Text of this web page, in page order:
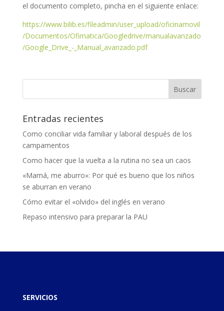
el documento completo, pincha en el siguiente enlace:
https://www.bilib.es/fileadmin/user_upload/oficinamovil
/Documentos/Ofimatica/Googledrive/manualavanzado
/Google_Drive_-_Manual_avanzado.pdf
Entradas recientes
Como conciliar vida familiar y laboral después de los
campamentos
Como hacer que la vuelta a la rutina no sea un caos
«Mamá, me aburro»: Por qué es bueno que los niños
se aburran en verano
Cómo evitar el «olvido» del inglés en verano
Repaso intensivo para preparar la PAU
SERVICIOS